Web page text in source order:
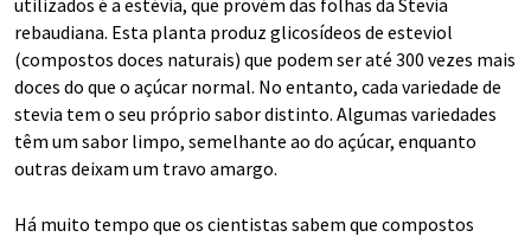
utilizados é a estévia, que provém das folhas da Stevia
rebaudiana. Esta planta produz glicosídeos de esteviol
(compostos doces naturais) que podem ser até 300 vezes mais
doces do que o açúcar normal. No entanto, cada variedade de
stevia tem o seu próprio sabor distinto. Algumas variedades
têm um sabor limpo, semelhante ao do açúcar, enquanto
outras deixam um travo amargo.
Há muito tempo que os cientistas sabem que compostos